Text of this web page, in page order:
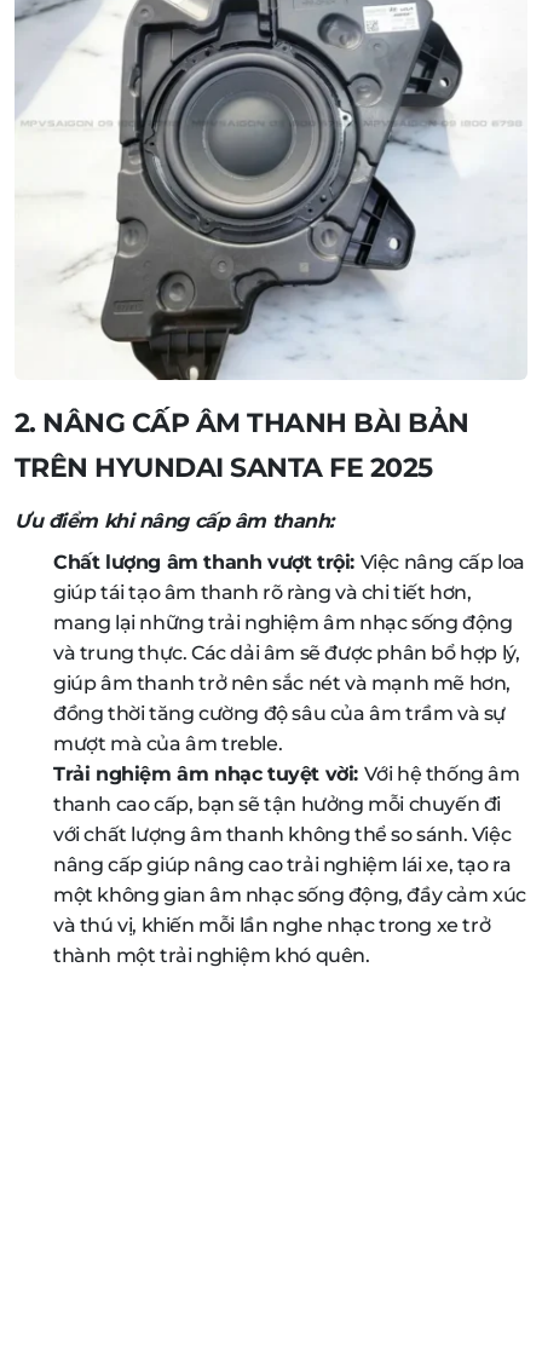
2. NÂNG CẤP ÂM THANH BÀI BẢN
TRÊN HYUNDAI SANTA FE 2025
Ưu điểm khi nâng cấp âm thanh:
Chất lượng âm thanh vượt trội: Việc nâng cấp loa
giúp tái tạo âm thanh rõ ràng và chi tiết hơn,
mang lại những trải nghiệm âm nhạc sống động
và trung thực. Các dải âm sẽ được phân bổ hợp lý,
giúp âm thanh trở nên sắc nét và mạnh mẽ hơn,
đồng thời tăng cường độ sâu của âm trầm và sự
mượt mà của âm treble.
Trải nghiệm âm nhạc tuyệt vời: Với hệ thống âm
thanh cao cấp, bạn sẽ tận hưởng mỗi chuyến đi
với chất lượng âm thanh không thể so sánh. Việc
nâng cấp giúp nâng cao trải nghiệm lái xe, tạo ra
một không gian âm nhạc sống động, đầy cảm xúc
và thú vị, khiến mỗi lần nghe nhạc trong xe trở
thành một trải nghiệm khó quên.